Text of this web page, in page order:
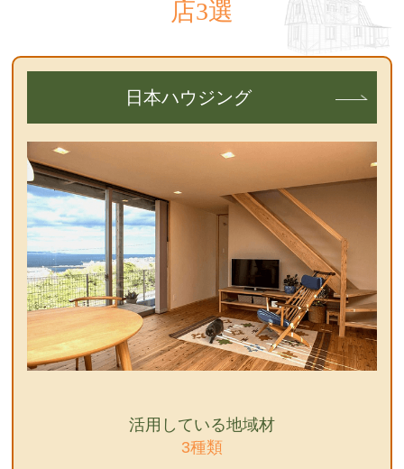
店3選
日本ハウジング
活用している地域材
3種類